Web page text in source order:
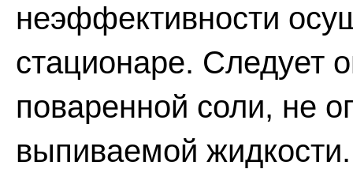
неэффективности
стационаре. Следует
поваренной соли, не
выпиваемой